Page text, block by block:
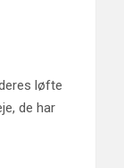
løfte
de har